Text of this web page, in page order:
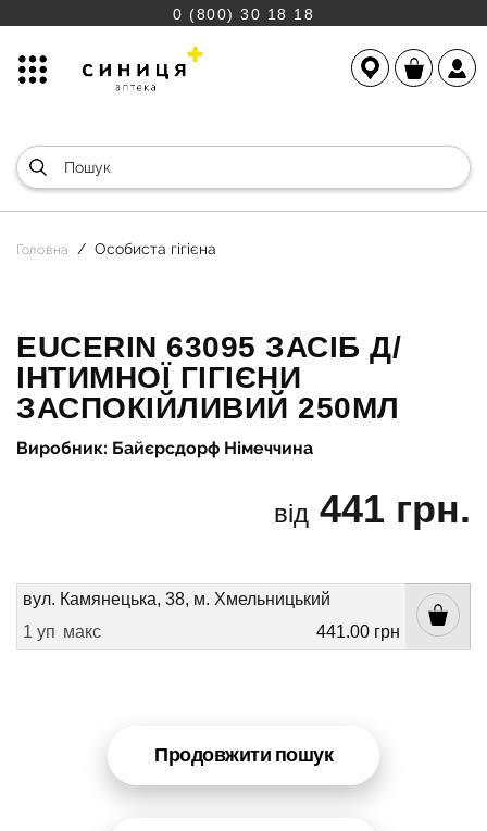
0 (800) 30 18 18
Головна Особиста гігієна
EUCERIN 63095 ЗАСІБ Д/
ІНТИМНОЇ ГІГІЄНИ
ЗАСПОКІЙЛИВИЙ 250МЛ
Виробник: Байєрсдорф Німеччина
від 441 грн.
вул. Камянецька, 38, м. Хмельницький
1 уп макс 441.00 грн
Продовжити пошук